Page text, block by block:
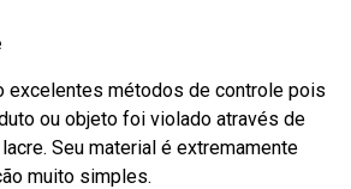
excelentes métodos de controle pois
ou objeto foi violado através de
Seu material é extremamente
muito simples.